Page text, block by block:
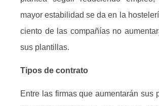
mayor estabilidad se da en la
ciento de las compañías no
sus plantillas.
Tipos de contrato
Entre las firmas que aumentarán sus